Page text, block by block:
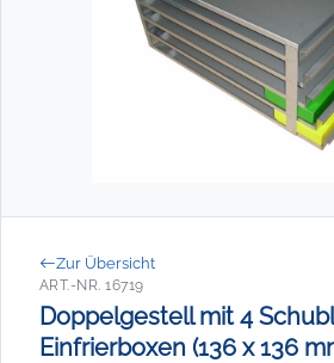
Zur Übersicht
ART.-NR. 16719
Doppelgestell mit 4
Einfrierboxen (136 x 136